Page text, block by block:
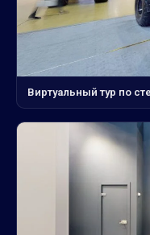
Виртуальный тур по